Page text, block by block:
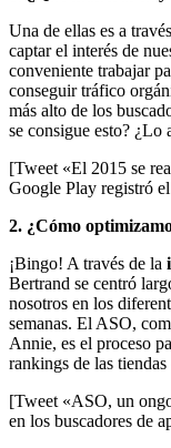
Una de ellas es a
captar el interés de
conveniente trabajar
conseguir tráfico
más alto de los
se consigue esto? ¿Lo
[Tweet «El 2015 se
Google Play registró
2. ¿Cómo
¡Bingo! A través de la
Bertrand se centró
nosotros en los
semanas. El ASO,
Annie, es el proceso
rankings de las
[Tweet «ASO, un
en los buscadores de